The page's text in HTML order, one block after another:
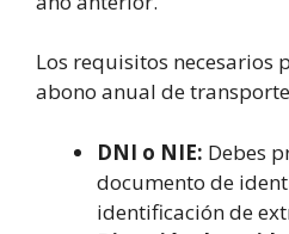
Los requisitos
abono anual de
DNI o NIE: Debes
documento de
identificación de